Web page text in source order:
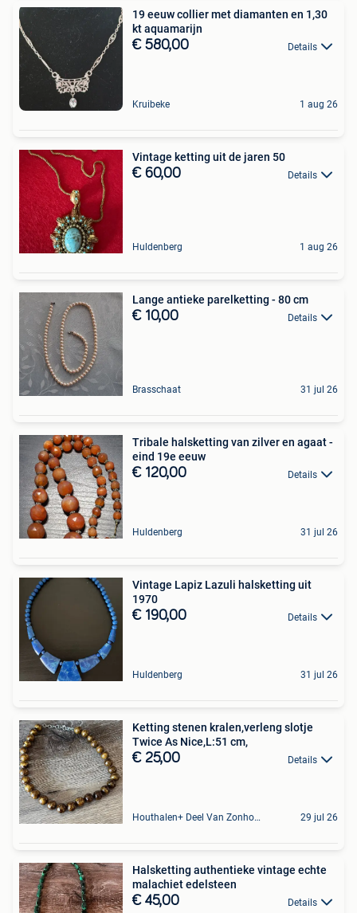
19 eeuw collier met diamanten en 1,30
kt aquamarijn
€ 580,00 Details
Kruibeke 1 aug 26
Vintage ketting uit de jaren 50
€ 60,00 Details
Huldenberg 1 aug 26
Lange antieke parelketting - 80 cm
€ 10,00 Details
Brasschaat 31 jul 26
Tribale halsketting van zilver en agaat -
eind 19e eeuw
€ 120,00 Details
Huldenberg 31 jul 26
Vintage Lapiz Lazuli halsketting uit
1970
€ 190,00 Details
Huldenberg 31 jul 26
Ketting stenen kralen,verleng slotje
Twice As Nice,L:51 cm,
€ 25,00 Details
Houthalen+ Deel Van Zonhoven En Zolder 29 jul 26
Halsketting authentieke vintage echte
malachiet edelsteen
€ 45,00 Details